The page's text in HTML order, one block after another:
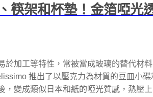
筷架和杯墊！金箔啞光
於加工等特性，常被當成玻璃的替代材
推出了以壓克力為材質的豆皿小
，變成類似日本和紙的啞光質感，熱壓